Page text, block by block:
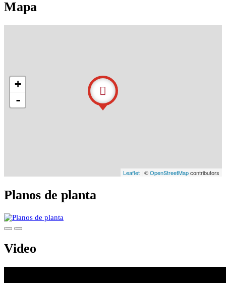
Mapa
+
-
Leaflet | ©OpenStreetMapcontributors
Planos de planta
Video